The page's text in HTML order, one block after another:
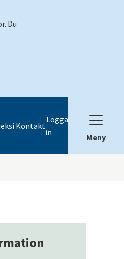
Du
Kontakt
Logga
in
Meny